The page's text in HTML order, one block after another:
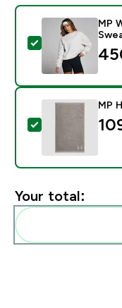
Select this
MP
Select this
MP
Your total: